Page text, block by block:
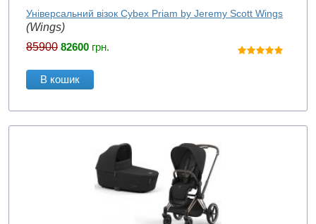
Універсальний візок Cybex Priam by Jeremy Scott Wings
(Wings)
85900 82600 грн.
В кошик